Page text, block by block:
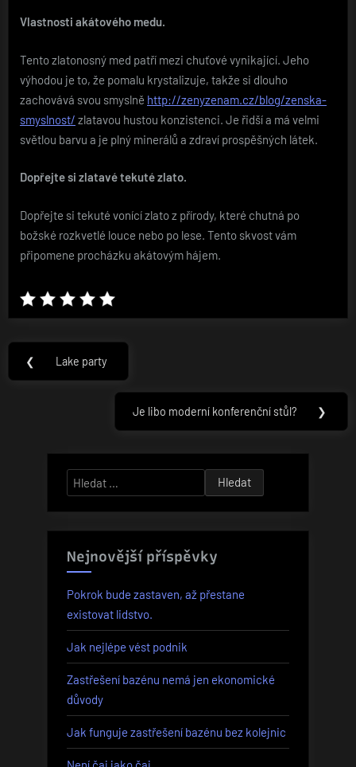
Vlastnosti akátového medu.
Tento zlatonosný med patří mezi chuťové vynikající. Jeho
výhodou je to, že pomalu krystalizuje, takže si dlouho
zachovává svou smyslně http://zenyzenam.cz/blog/zenska-
smyslnost/ zlatavou hustou konzistenci. Je řidší a má velmi
světlou barvu a je plný minerálů a zdraví prospěšných látek.
Dopřejte si zlatavé tekuté zlato.
Dopřejte si tekuté vonící zlato z přírody, které chutná po
božské rozkvetlé louce nebo po lese. Tento skvost vám
připomene procházku akátovým hájem.
Navigace
pro
❮
Previous
Lake party
Next
Je libo moderní konferenční stůl? ❯
Vyhledávání
Nejnovější příspěvky
Pokrok bude zastaven, až přestane
existovat lidstvo.
Jak nejlépe vést podnik
Zastřešení bazénu nemá jen ekonomické
důvody
Jak funguje zastřešení bazénu bez kolejnic